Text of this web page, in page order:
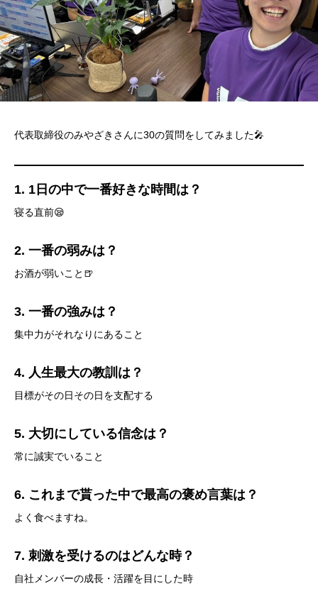
代表取締役のみやざきさんに30の質問をしてみました🎤
1. 1日の中で一番好きな時間は？
寝る直前😪
2. 一番の弱みは？
お酒が弱いこと🍺
3. 一番の強みは？
集中力がそれなりにあること
4. 人生最大の教訓は？
目標がその日その日を支配する
5. 大切にしている信念は？
常に誠実でいること
6. これまで貰った中で最高の褒め言葉は？
よく食べますね。
7. 刺激を受けるのはどんな時？
自社メンバーの成長・活躍を目にした時